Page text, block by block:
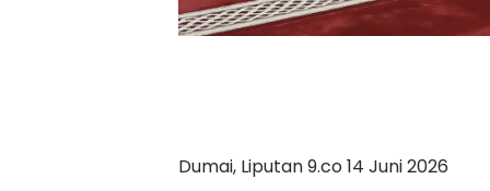
Dumai, Liputan 9.co 14 Juni 2026